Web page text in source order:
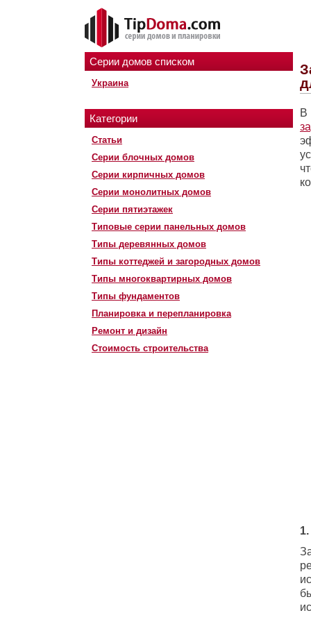
Серии домов списком
Украина
Категории
Статьи
Серии блочных домов
Серии кирпичных домов
Серии монолитных домов
Серии пятиэтажек
Типовые серии панельных домов
Типы деревянных домов
Типы коттеджей и загородных домов
Типы многоквартирных домов
Типы фундаментов
Планировка и перепланировка
Ремонт и дизайн
Стоимость строительства
В